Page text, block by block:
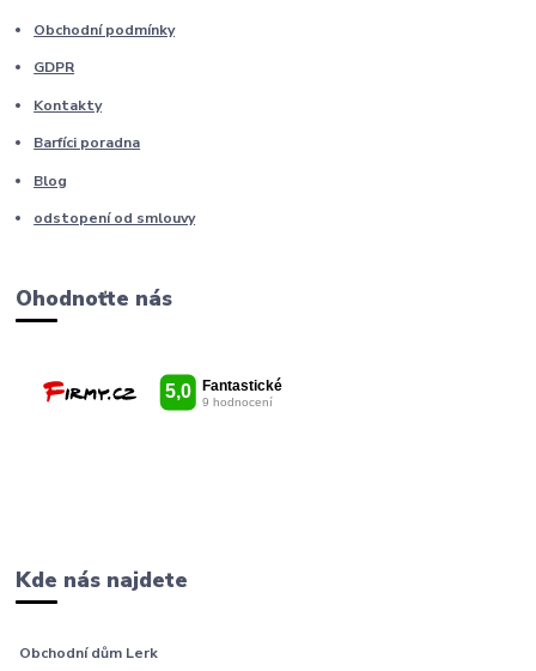
Obchodní podmínky
GDPR
Kontakty
Barfíci poradna
Blog
odstopení od smlouvy
Ohodnoťte nás
Kde nás najdete
Obchodní dům Lerk